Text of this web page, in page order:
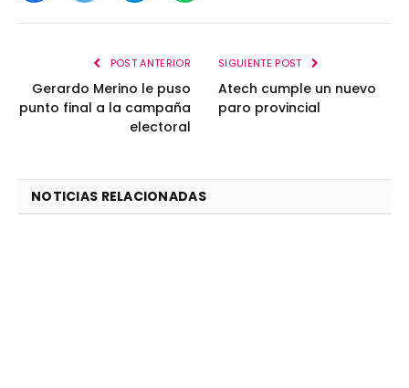
POST ANTERIOR
Gerardo Merino le puso
punto final a la campaña
electoral
SIGUIENTE POST
Atech cumple un nuevo
paro provincial
NOTICIAS RELACIONADAS